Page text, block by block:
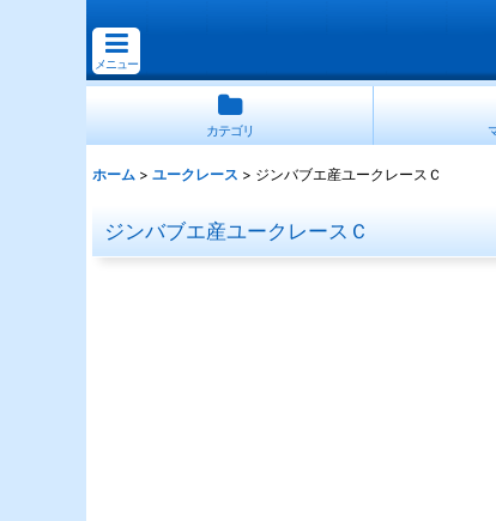
メニュー
カテゴリ
ホーム > ユークレース > ジンバブエ産ユークレースＣ
ジンバブエ産ユークレースＣ